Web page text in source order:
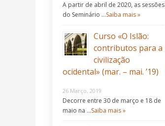
A partir de abril de 2020, as sessões
do Seminário …Saiba mais »
Curso «O Islão:
contributos para a
civilização
ocidental» (mar. – mai. ’19)
26 Março, 2019
Decorre entre 30 de março e 18 de
maio na …Saiba mais »